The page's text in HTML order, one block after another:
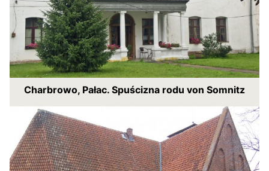
Charbrowo, Pałac. Spuścizna rodu von Somnitz